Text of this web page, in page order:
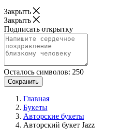
Закрыть
Закрыть
Подписать открытку
Осталось символов: 250
Сохранить
Главная
Букеты
Авторские букеты
Авторский букет Jazz